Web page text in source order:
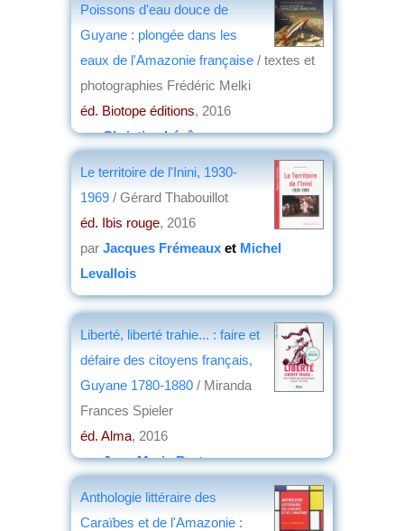
Poissons d'eau douce de
Guyane : plongée dans les
eaux de l'Amazonie française / textes et
photographies Frédéric Melki
éd. Biotope éditions, 2016
parChristian Lévêque
Le territoire de l'Inini, 1930-
1969 / Gérard Thabouillot
éd. Ibis rouge, 2016
par Jacques Frémeaux et Michel
Levallois
Liberté, liberté trahie... : faire et
défaire des citoyens français,
Guyane 1780-1880 / Miranda
Frances Spieler
éd. Alma, 2016
parJean-Marie Breton
Anthologie littéraire des
Caraïbes et de l'Amazonie :